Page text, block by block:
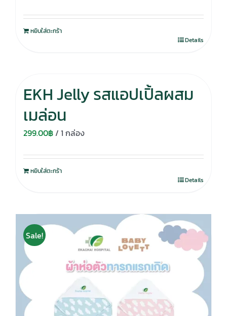
หยิบใส่ตะกร้า
Details
EKH Jelly รสแอปเปิ้ลผสม
เมล่อน
299.00฿/ 1 กล่อง
หยิบใส่ตะกร้า
Details
Sale!